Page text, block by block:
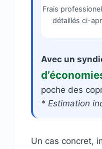
Frais
détaillés ci-
Avec un
poche des
* Estimation
Un cas concret,